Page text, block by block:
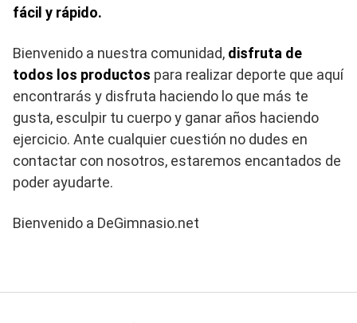
fácil y rápido.
Bienvenido a nuestra comunidad, disfruta de
todos los productos para realizar deporte que aquí
encontrarás y disfruta haciendo lo que más te
gusta, esculpir tu cuerpo y ganar años haciendo
ejercicio. Ante cualquier cuestión no dudes en
contactar con nosotros, estaremos encantados de
poder ayudarte.
Bienvenido a DeGimnasio.net